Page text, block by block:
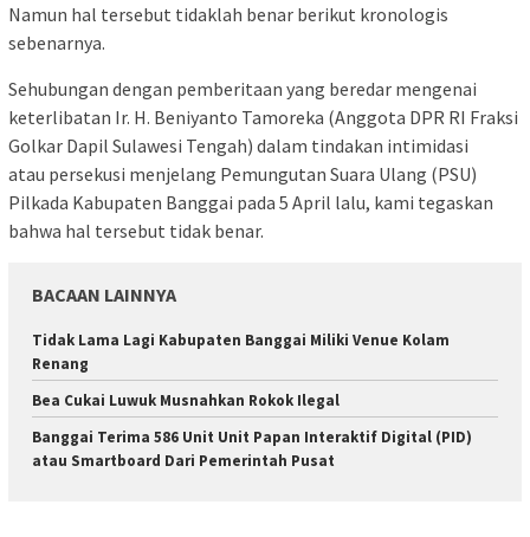
Namun hal tersebut tidaklah benar berikut kronologis
sebenarnya.
Sehubungan dengan pemberitaan yang beredar mengenai
keterlibatan Ir. H. Beniyanto Tamoreka (Anggota DPR RI Fraksi
Golkar Dapil Sulawesi Tengah) dalam tindakan intimidasi
atau persekusi menjelang Pemungutan Suara Ulang (PSU)
Pilkada Kabupaten Banggai pada 5 April lalu, kami tegaskan
bahwa hal tersebut tidak benar.
BACAAN LAINNYA
Tidak Lama Lagi Kabupaten Banggai Miliki Venue Kolam
Renang
Bea Cukai Luwuk Musnahkan Rokok Ilegal
Banggai Terima 586 Unit Unit Papan Interaktif Digital (PID)
atau Smartboard Dari Pemerintah Pusat